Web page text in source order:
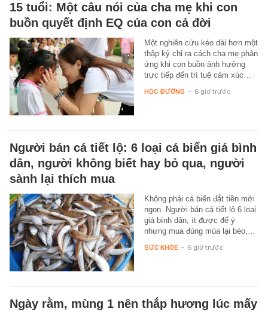
15 tuổi: Một câu nói của cha mẹ khi con
buồn quyết định EQ của con cả đời
Một nghiên cứu kéo dài hơn một
thập kỷ chỉ ra cách cha mẹ phản
ứng khi con buồn ảnh hưởng
trực tiếp đến trí tuệ cảm xúc…
HỌC ĐƯỜNG - 6 giờ trước
Người bán cá tiết lộ: 6 loại cá biển giá bình
dân, người không biết hay bỏ qua, người
sành lại thích mua
Không phải cá biển đắt tiền mới
ngon. Người bán cá tiết lộ 6 loại
giá bình dân, ít được để ý
nhưng mua đúng mùa lại béo,…
SỨC KHỎE - 6 giờ trước
Ngày rằm, mùng 1 nên thắp hương lúc mấy